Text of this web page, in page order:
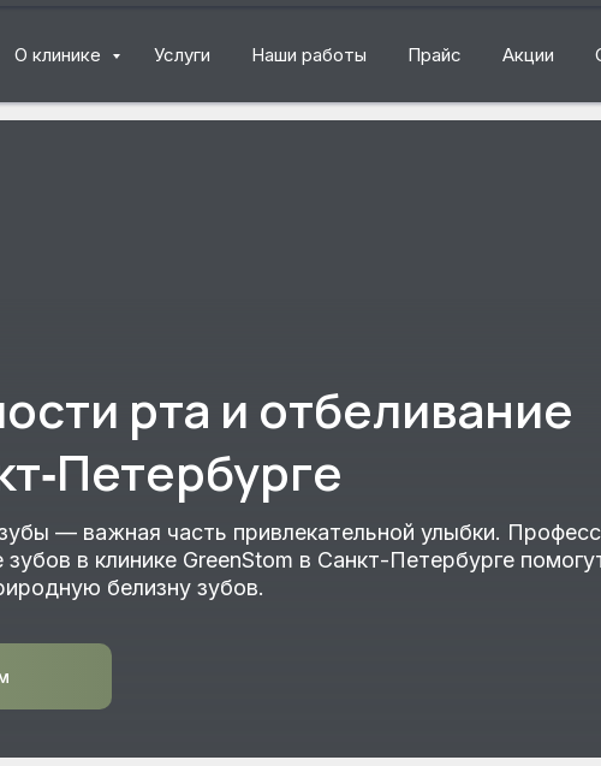
О клинике Услуги Наши работы Прайс Акции
рта и отбеливание
— важная часть привлекательной улыбки.
в клинике GreenStom в Санкт-Петербурге
белизну зубов.